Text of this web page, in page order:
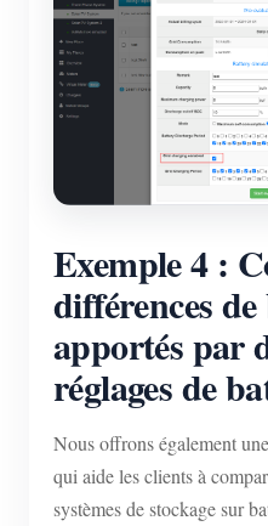
Exemple 4 :
différences de
apportés par
réglages de
Nous offrons également
qui aide les clients à
systèmes de stockage sur